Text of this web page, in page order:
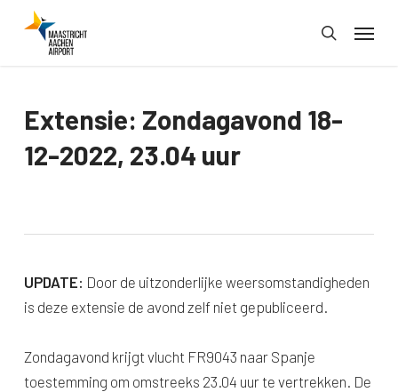
search
Menu
Extensie: Zondagavond 18-
12-2022, 23.04 uur
UPDATE: Door de uitzonderlijke weersomstandigheden
is deze extensie de avond zelf niet gepubliceerd.
Zondagavond krijgt vlucht FR9043 naar Spanje
toestemming om omstreeks 23.04 uur te vertrekken. De